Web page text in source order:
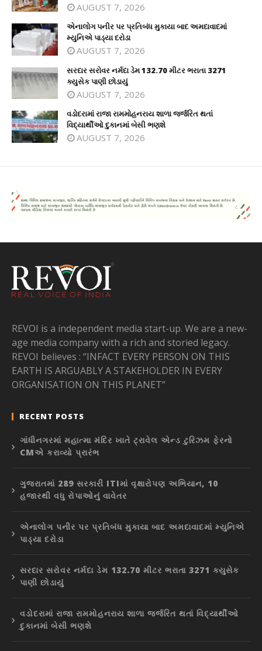
AUGUST 7, 2026
એનાલોગ પનીર પર પ્રતિબંધ મુકાયા બાદ અમદાવાદમાં
મ્યુનિએ પાડ્યા દરોડા
AUGUST 7, 2026
સરદાર સરોવર નર્મદા ડેમ 132.70 મીટર ભરાતા 3271
ક્યુસેક પાણી છોડાયું
AUGUST 7, 2026
વડોદરામાં રાજા રામમોહનરાય શાળા જર્જરિત થતાં
વિદ્યાર્થીઓ દુકાનમાં બેસી ભણશે
AUGUST 7, 2026
REVOI is a independent media start-up. We are a new-
age media company with a rich and storied legacy.
REVOI believes : “INFACT EVERY PERSON ON THIS
EARTH IS ARGUABLY A STAKEHOLDER IN EVERY
ORGANISATION ON THIS PLANET”
RECENT POSTS
ગાંધીનગરમાં મહાત્મા મંદિર ખાતે ટ્રાવેલ એન્ડ ટુરિઝમ ફેરનો
CMએ કરાવ્યો પ્રારંભ
ગુજરાતમાં 289 સરકારી ITIમાં વૃક્ષારોપણ અભિયાન, 10
હજારથી વધુ રોપાઓનું વાવેતર
એનાલોગ પનીર પર પ્રતિબંધ મુકાયા બાદ અમદાવાદમાં મ્યુનિએ
પાડ્યા દરોડા
સરદાર સરોવર નર્મદા ડેમ 132.70 મીટર ભરાતા 3271 ક્યુસેક
પાણી છોડાયું
વડોદરામાં રાજા રામમોહનરાય શાળા જર્જરિત થતાં વિદ્યાર્થીઓ
દુકાનમાં બેસી ભણશે